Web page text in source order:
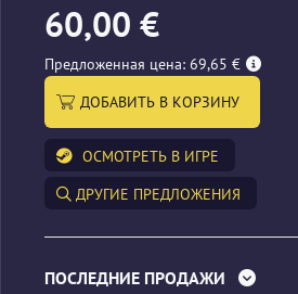
60,00 €
Предложенная цена: 69,65 €
ДОБАВИТЬ В КОРЗИНУ
ОСМОТРЕТЬ В ИГРЕ
ДРУГИЕ ПРЕДЛОЖЕНИЯ
ПОСЛЕДНИЕ ПРОДАЖИ